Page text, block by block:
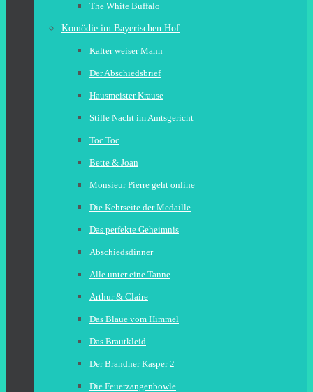
The White Buffalo
Komödie im Bayerischen Hof
Kalter weiser Mann
Der Abschiedsbrief
Hausmeister Krause
Stille Nacht im Amtsgericht
Toc Toc
Bette & Joan
Monsieur Pierre geht online
Die Kehrseite der Medaille
Das perfekte Geheimnis
Abschiedsdinner
Alle unter eine Tanne
Arthur & Claire
Das Blaue vom Himmel
Das Brautkleid
Der Brandner Kasper 2
Die Feuerzangenbowle